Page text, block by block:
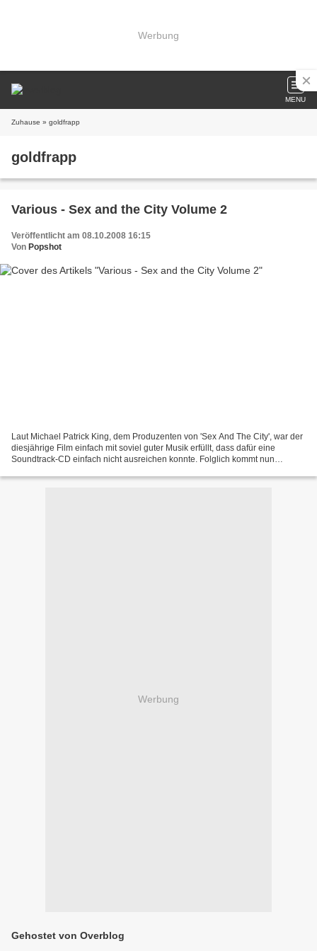
Werbung
MENU
Zuhause » goldfrapp
goldfrapp
Various - Sex and the City Volume 2
Veröffentlicht am 08.10.2008 16:15
Von Popshot
Laut Michael Patrick King, dem Produzenten von 'Sex And The City', war der
diesjährige Film einfach mit soviel guter Musik erfüllt, dass dafür eine
Soundtrack-CD einfach nicht ausreichen konnte. Folglich kommt nun
Werbung
Gehostet von Overblog